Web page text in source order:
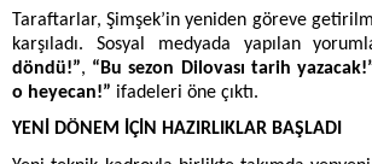
Taraftarlar, Şimşek’in yeniden göreve
karşıladı. Sosyal medyada yapılan
döndü!”, “Bu sezon Dilovası tarih
o heyecan!” ifadeleri öne çıktı.
YENİ DÖNEM İÇİN HAZIRLIKLAR BAŞLADI